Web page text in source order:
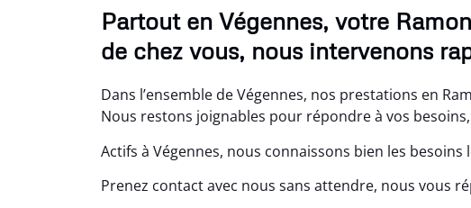
Partout en Végennes, votre
de chez vous, nous intervenons
Dans l’ensemble de Végennes, nos prestations en
Nous restons joignables pour répondre à vos
Actifs à Végennes, nous connaissons bien les besoins
Prenez contact avec nous sans attendre, nous vous